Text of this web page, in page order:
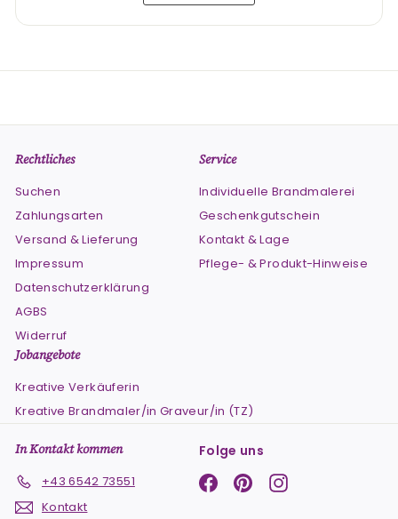
Rechtliches
Suchen
Zahlungsarten
Versand & Lieferung
Impressum
Datenschutzerklärung
AGBS
Widerruf
Service
Individuelle Brandmalerei
Geschenkgutschein
Kontakt & Lage
Pflege- & Produkt-Hinweise
Jobangebote
Kreative Verkäuferin
Kreative Brandmaler/in Graveur/in (TZ)
In Kontakt kommen
+43 6542 73551
Kontakt
Folge uns
Facebook
PinterestInstagram